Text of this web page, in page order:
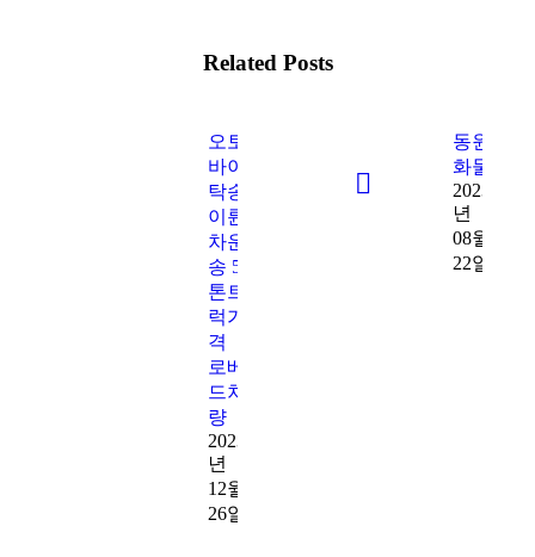
Related Posts
오토
바이
탁송
이륜
차운
송 5
톤트
럭가
격
로베
드차
량
2023
년
12월
26일
동원
화물
2023
년
08월
22일